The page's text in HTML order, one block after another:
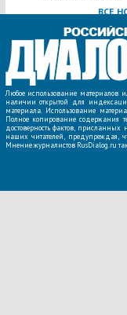
ВСЕ
Любое использование материалов
наличии открытой для
материала. Использование
Полное копирование содержания
достоверность фактов,
наших читателей, предупреждая,
Мнение журналистов RusDialog.ru